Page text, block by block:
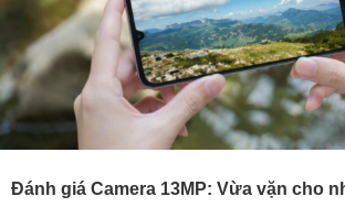
Đánh giá Camera 13MP: Vừa vặn cho